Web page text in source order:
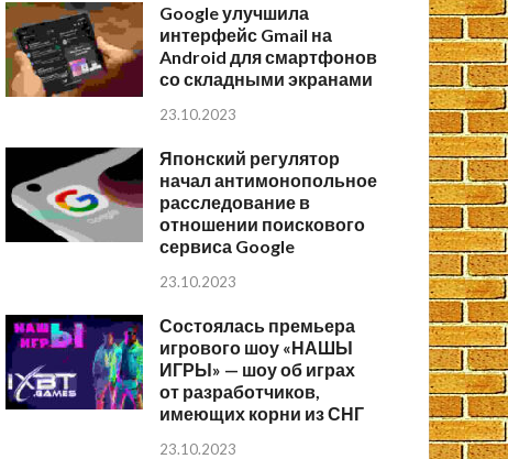
Google улучшила
интерфейс Gmail на
Android для смартфонов
со складными экранами
23.10.2023
Японский регулятор
начал антимонопольное
расследование в
отношении поискового
сервиса Google
23.10.2023
Состоялась премьера
игрового шоу «НАШЫ
ИГРЫ» — шоу об играх
от разработчиков,
имеющих корни из СНГ
23.10.2023